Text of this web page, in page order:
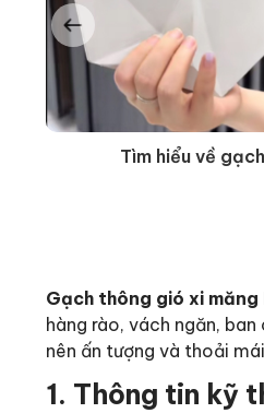
Tìm hiểu về
Gạch thông gió xi
hàng rào, vách ngăn,
nên ấn tượng và thoải
1. Thông tin kỹ